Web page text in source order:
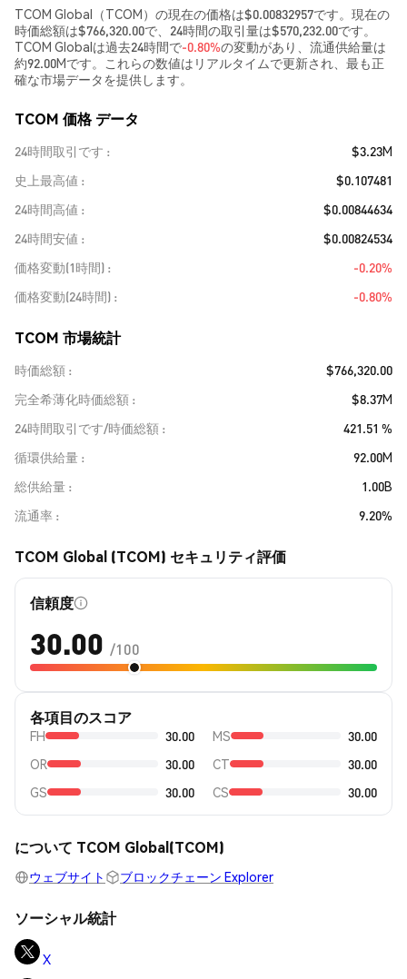
TCOM Global（TCOM）の現在の価格は$0.00832957です。現在の
時価総額は$766,320.00で、24時間の取引量は$570,232.00です。
TCOM Globalは過去24時間で-0.80%の変動があり、流通供給量は
約92.00Mです。これらの数値はリアルタイムで更新され、最も正
確な市場データを提供します。
TCOM 価格 データ
24時間取引です
$3.23M
史上最高値
$0.107481
24時間高値
$0.00844634
24時間安値
$0.00824534
価格変動(1時間)
-0.20%
価格変動(24時間)
-0.80%
TCOM 市場統計
時価総額
$766,320.00
完全希薄化時価総額
$8.37M
24時間取引です/時価総額
421.51 %
循環供給量
92.00M
総供給量
1.00B
流通率
9.20%
TCOM Global (TCOM) セキュリティ評価
信頼度
30.00 /100
各項目のスコア
FH 30.00 MS
30.00
OR
30.00 CT
30.00
GS
30.00 CS 30.00
について TCOM Global(TCOM)
ウェブサイト ブロックチェーン Explorer
ソーシャル統計
X